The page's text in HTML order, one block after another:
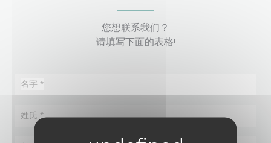
您想联系我们？
请填写下面的表格!